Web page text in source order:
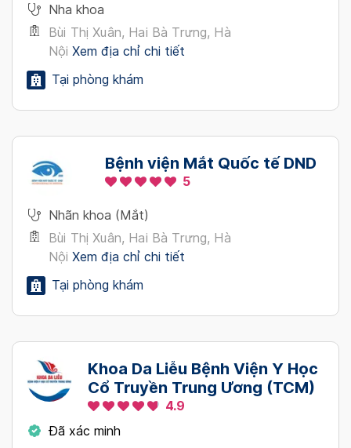
Nha khoa
Bùi Thị Xuân, Hai Bà Trưng, Hà
Nội Xem địa chỉ chi tiết
Tại phòng khám
Bệnh viện Mắt Quốc tế DND
5
Nhãn khoa (Mắt)
Bùi Thị Xuân, Hai Bà Trưng, Hà
Nội Xem địa chỉ chi tiết
Tại phòng khám
Khoa Da Liễu Bệnh Viện Y Học
Cổ Truyền Trung Ương (TCM)
4.9
Đã xác minh